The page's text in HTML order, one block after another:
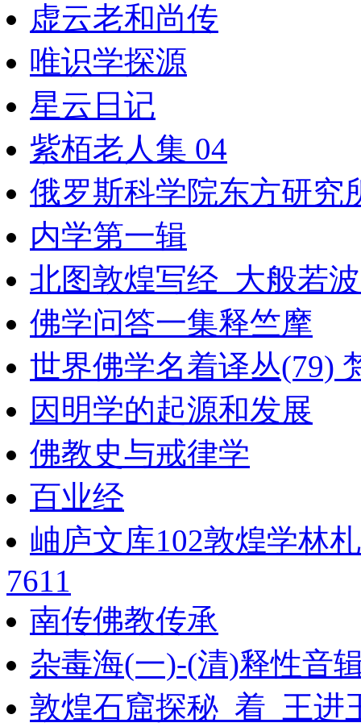
虚云老和尚传
唯识学探源
星云日记
紫栢老人集 04
俄罗斯科学院东方研
内学第一辑
北图敦煌写经_大般若
佛学问答一集释竺摩
世界佛学名着译丛(79)
因明学的起源和发展
佛教史与戒律学
百业经
岫庐文库102敦煌学林
7611
南传佛教传承
杂毒海(一)-(清)释性音
敦煌石窟探秘_着_王进